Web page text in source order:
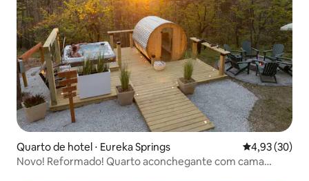
Quarto de hotel ⋅ Eureka Springs 4,93 de uma
4,93 (30)
Novo! Reformado! Quarto aconchegante com cama